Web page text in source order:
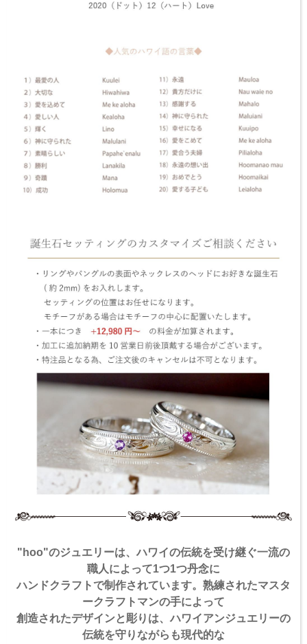
"hoo"のジュエリーは、ハワイの伝統を受け継ぐ一流の
職人によって1つ1つ丹念に
ハンドクラフトで制作されています。熟練されたマスタ
ークラフトマンの手によって
創造されたデザインと彫りは、ハワイアンジュエリーの
伝統を守りながらも現代的な